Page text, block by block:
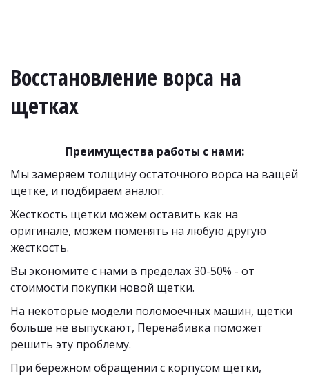
Восстановление ворса на
щетках
Преимущества работы с нами:
Мы замеряем толщину остаточного ворса на ващей
щетке, и подбираем аналог.
Жесткость щетки можем оставить как на
оригинале, можем поменять на любую другую
жесткость.
Вы экономите с нами в пределах 30-50% - от
стоимости покупки новой щетки.
На некоторые модели поломоечных машин, щетки
больше не выпускают, Перенабивка поможет
решить эту проблему.
При бережном обращении с корпусом щетки,